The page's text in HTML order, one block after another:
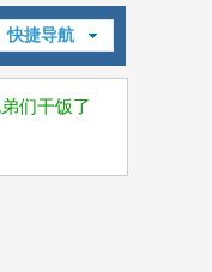
索
快捷导航
们干饭了